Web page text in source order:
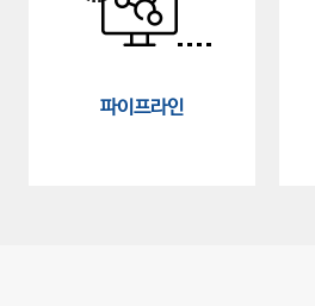
파이프라인